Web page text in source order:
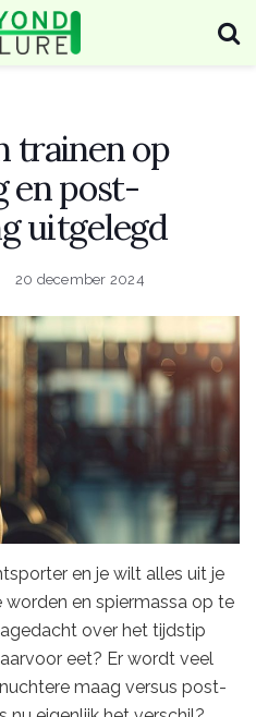
trainen op
en post-
uitgelegd
20 december 2024
en je wilt alles uit je
en spiermassa op te
over het tijdstip
eet? Er wordt veel
maag versus post-